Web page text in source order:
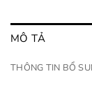
MÔ TẢ
THÔNG TIN BỔ